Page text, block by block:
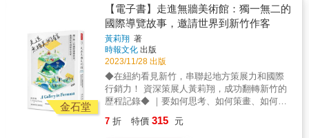
佑地方居民，並以送王船、請水等儀式延續信
仰傳統並與其他地方角頭交陪外，這裡的大廟
還掌管廟埕擺攤，並以投幣式「放送頭」供攤
商廣播買賣資訊和官方政令宣導事宜。更重要
的是，兩庄大廟還會每兩年輪流一次籌組鰻苗
捕撈權的標案大事&hellip;&hellip; 戴上當地居
民日復一日的生活濾鏡，使用身體認識地方
「BODY 用身體認識」單元再進化！在地方長
大的小孩如何看待村庄生活？在地居民購物路
線和推薦特色商品是？或許你也好奇蚵農在潟
去認識這個地方，也許我比較雞婆喜歡分享，
會想要在二十一世紀千禧年後的二十年，在這
個時空，留下一些我的足跡。記錄一下這美好
的高雄柴山，用更貼近大眾的方式，去認識我
所認識的柴山。希望有更多更多更多的人喜歡
柴山。 李偉文： 雖然沈醫師不寫詩，但是我總
覺得他是一位貨真價實的詩人。 他承繼了遠自
西方古希臘時代吟遊詩人的餘緒，也兼具東方
高雄地區，以一個當代吟遊詩人之姿為城市留
雄的肺！ 柴山這個地方太靠近我們，就像愛河
一樣，它就在我們身邊。也許如此，我們自然
忘記了它的美麗，就像我們忘了自己的美好！
每個人都有自己的柴山秘境。我們用自己都把
它留下來，分享給大家或是之後的子孫，記錄
大家的生活共同記憶，這是多麼美好的一件事
情！所以作者沈政璋用比較常民文化的觀點記
錄自己的足跡，希望這能成為很常民文化常民
生活的一本書，以分享者角度去切入，當作一
個簡單的開頭，希望大家會更認識柴山，希望
金石堂
【電子書】走進無牆美術館：獨一無二的
國際導覽故事，邀請世界到新竹作客
黃莉翔 著
時報文化 出版
2023/11/28 出版
◆在紐約看見新竹，串聯起地方策展力和國際
行銷力！ 資深策展人黃莉翔，成功翻轉新竹的
歷程記錄◆ ｜要如何思考、如何策畫、如何行
時間的「地方策展力」，將文化政策落實為貼
7 折 特價 315 元